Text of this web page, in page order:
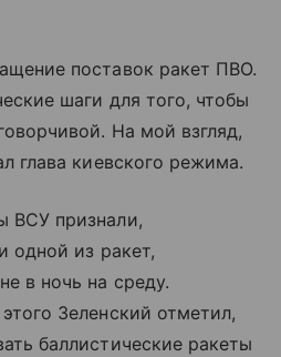
поставок ракет ПВО.
шаги для того, чтобы
На мой взгляд,
глава киевского режима.
ВСУ признали,
одной из ракет,
в ночь на среду.
Зеленский отметил,
баллистические ракеты